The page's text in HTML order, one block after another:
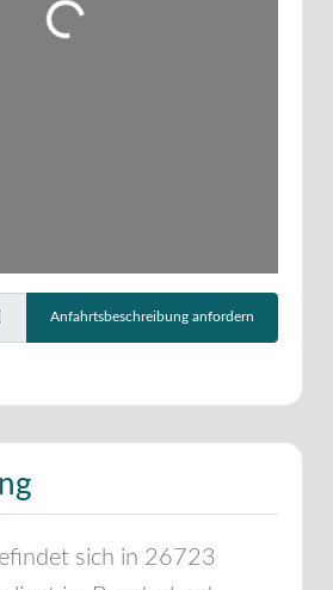
Wird geladen …
ein.
Anfahrtsbeschreibung anfordern
sich in 26723